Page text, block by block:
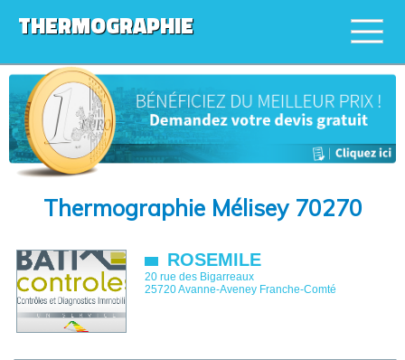
THERMOGRAPHIE
Thermographie Mélisey 70270
ROSEMILE
20 rue des Bigarreaux
25720Avanne-Aveney Franche-Comté